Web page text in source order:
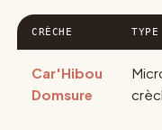
CRÈCHE TYPE
Car'Hibou
Domsure